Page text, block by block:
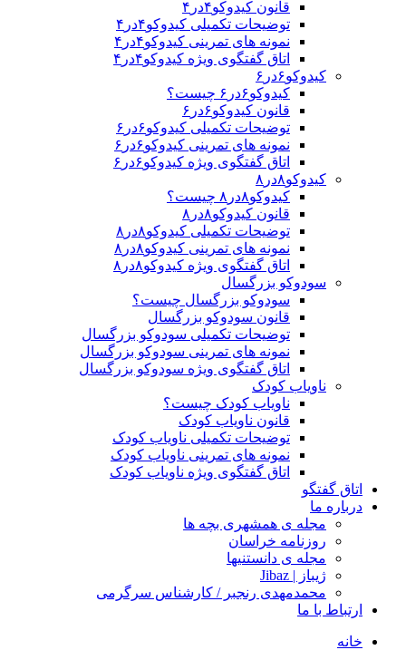
قانون کیدوکو۴در۴
توضیحات تکمیلی کیدوکو۴در۴
نمونه های تمرینی کیدوکو۴در۴
اتاق گفتگوی ویژه کیدوکو۴در۴
کیدوکو۶در۶
کیدوکو۶در۶ چیست؟
قانون کیدوکو۶در۶
توضیحات تکمیلی کیدوکو۶در۶
نمونه های تمرینی کیدوکو۶در۶
اتاق گفتگوی ویژه کیدوکو۶در۶
کیدوکو۸در۸
کیدوکو۸در۸ چیست؟
قانون کیدوکو۸در۸
توضیحات تکمیلی کیدوکو۸در۸
نمونه های تمرینی کیدوکو۸در۸
اتاق گفتگوی ویژه کیدوکو۸در۸
سودوکو بزرگسال
سودوکو بزرگسال چیست؟
قانون سودوکو بزرگسال
توضیحات تکمیلی سودوکو بزرگسال
نمونه های تمرینی سودوکو بزرگسال
اتاق گفتگوی ویژه سودوکو بزرگسال
ناویاب کودک
ناویاب کودک چیست؟
قانون ناویاب کودک
توضیحات تکمیلی ناویاب کودک
نمونه های تمرینی ناویاب کودک
اتاق گفتگوی ویژه ناویاب کودک
اتاق گفتگو
درباره ما
مجله ی همشهری بچه ها
روزنامه خراسان
مجله ی دانستنیها
ژیباز | Jibaz
محمدمهدی رنجبر / کارشناس سرگرمی
ارتباط با ما
خانه